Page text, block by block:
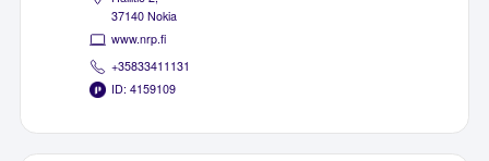
37140 Nokia
www.nrp.fi
+35833411131
ID: 4159109